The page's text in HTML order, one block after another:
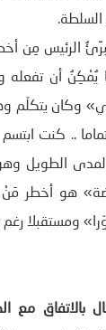
الرئيس مِن
أن تفعله
وكان يتكلّم
.. كنت
الطويل وهو
هو أخطر
ومستقبلا
بالاتفاق مع